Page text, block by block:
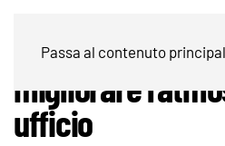
Passa al contenuto
Come H-Mann ci
migliorare
ufficio